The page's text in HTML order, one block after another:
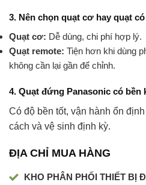
3. Nên chọn quạt cơ hay quạt
Quạt cơ: Dễ dùng, chi phí hợp lý.
Quạt remote: Tiện hơn khi dùng
không cần lại gần để chỉnh.
4. Quạt đứng Panasonic có bền
Có độ bền tốt, vận hành ổn
cách và vệ sinh định kỳ.
ĐỊA CHỈ MUA HÀNG
KHO PHÂN PHỐI THIẾT BỊ